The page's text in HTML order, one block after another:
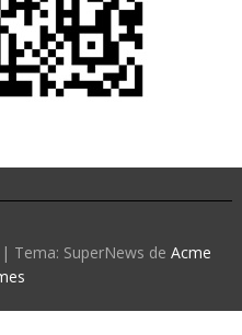
| Tema: SuperNews de Acme